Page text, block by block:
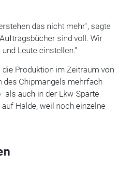
das nicht mehr", sagte
sind voll. Wir
Leute einstellen."
Produktion im Zeitraum von
des Chipmangels mehrfach
als auch in der Lkw-Sparte
Halde, weil noch einzelne